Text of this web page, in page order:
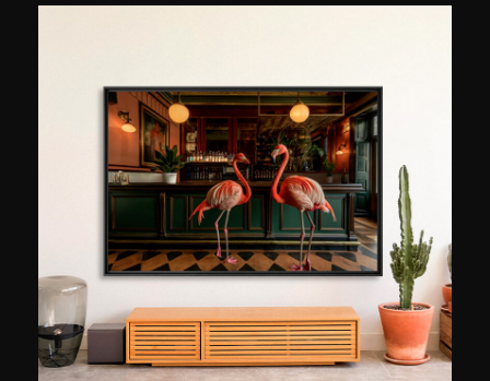
también fue una fuente de inspiración: modista
de profesión, le recibía a menudo en su taller. De
ella sacó su gusto por la moda y el diseño...
influencias que hoy encontramos en sus
fotografías. Utilizando la técnica, además del
arte, opta por introducir animales salvajes en los
interiores de las villas más lujosas para, según
él, "explorar la relación entre la sociedad, la
naturaleza y la moda" ¡Todo ello con, por
supuesto, un toque de humor!